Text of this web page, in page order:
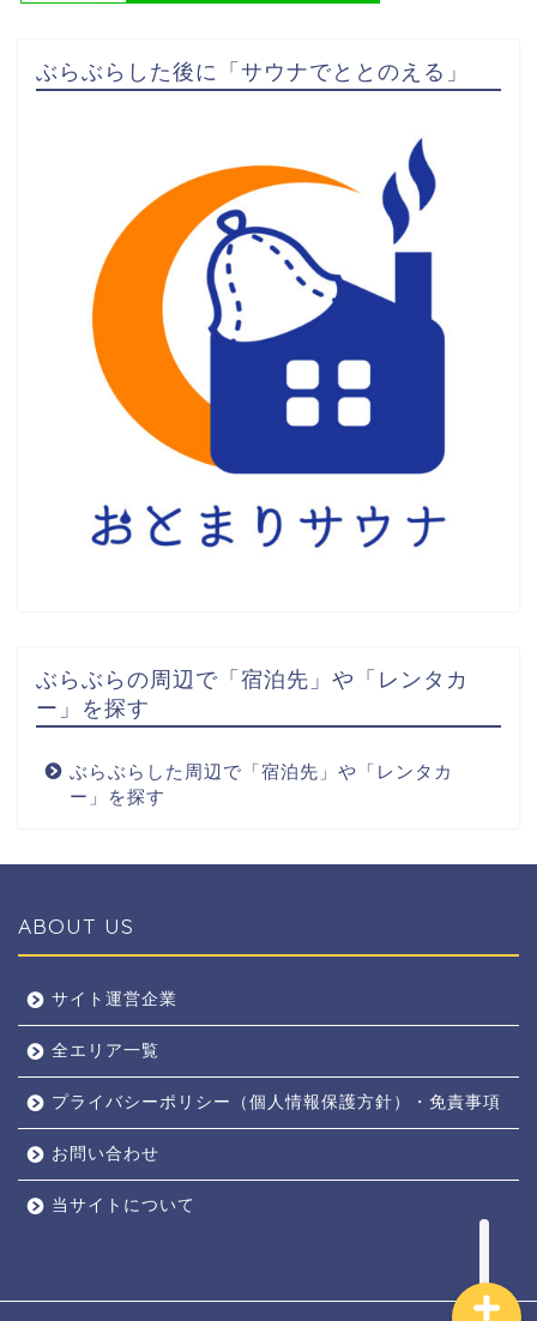
ぶらぶらした後に「サウナでととのえる」
ぶらぶらの周辺で「宿泊先」や「レンタカ
ー」を探す
ぶらぶらした周辺で「宿泊先」や「レンタカ
ー」を探す
ABOUT US
サイト運営企業
全エリア一覧
プライバシーポリシー（個人情報保護方針）・免責事項
お問い合わせ
当サイトについて
奈良